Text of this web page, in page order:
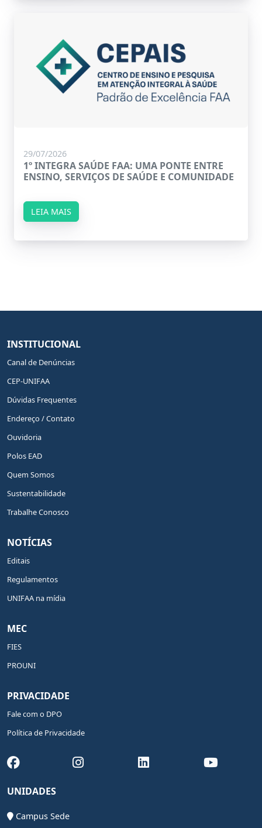
29/07/2026
1º INTEGRA SAÚDE FAA: UMA PONTE ENTRE
ENSINO, SERVIÇOS DE SAÚDE E COMUNIDADE
LEIA MAIS
INSTITUCIONAL
Canal de Denúncias
CEP-UNIFAA
Dúvidas Frequentes
Endereço / Contato
Ouvidoria
Polos EAD
Quem Somos
Sustentabilidade
Trabalhe Conosco
NOTÍCIAS
Editais
Regulamentos
UNIFAA na mídia
MEC
FIES
PROUNI
PRIVACIDADE
Fale com o DPO
Política de Privacidade
UNIDADES
Campus Sede